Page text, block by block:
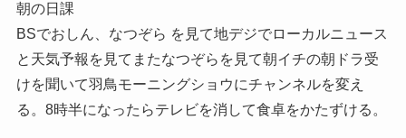
朝の日課
BSでおしん、なつぞら を見て地デジでローカルニュース
と天気予報を見てまたなつぞらを見て朝イチの朝ドラ受
けを聞いて羽鳥モーニングショウにチャンネルを変え
る。8時半になったらテレビを消して食卓をかたずける。